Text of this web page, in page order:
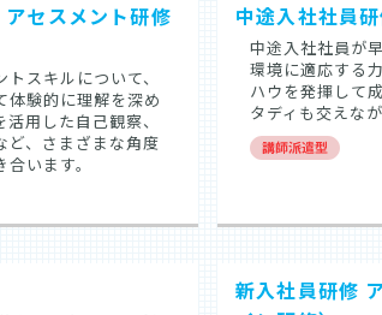
セスメント研修
スキルについて、
体験的に理解を深め
用した自己観察、
ど、さまざまな角度
います。
中途入社社員
中途入社社員が
環境に適応する
ハウを発揮して
タディも交えな
新入社員研修